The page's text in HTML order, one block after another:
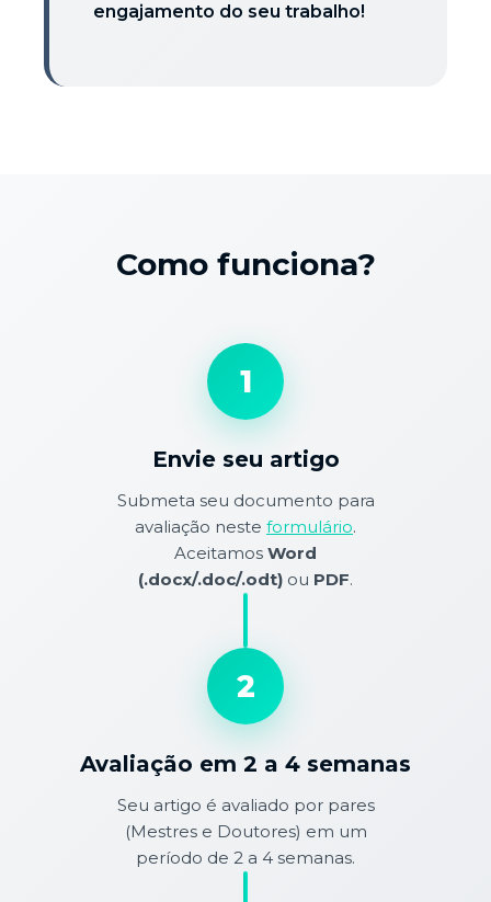
engajamento do seu trabalho!
Como funciona?
1
Envie seu artigo
Submeta seu documento para
avaliação neste formulário.
Aceitamos Word
(.docx/.doc/.odt) ou PDF.
2
Avaliação em 2 a 4 semanas
Seu artigo é avaliado por pares
(Mestres e Doutores) em um
período de 2 a 4 semanas.